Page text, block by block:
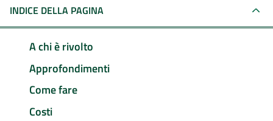
INDICE DELLA PAGINA
A chi è rivolto
Approfondimenti
Come fare
Costi